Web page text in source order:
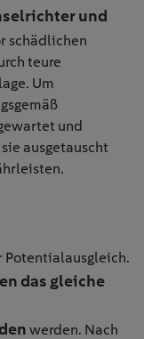
und
schädlichen
teure
Um
und
ausgetauscht
Potentialausgleich.
das gleiche
werden. Nach